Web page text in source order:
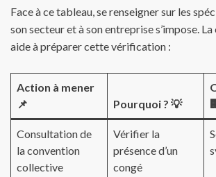
Face à ce tableau, se renseigner sur les
son secteur et à son entreprise s’impose.
aide à préparer cette vérification :
Action à mener
📌
Pourquoi ? 💡
Consultation de
la convention
collective
Vérifier la
présence d’un
congé